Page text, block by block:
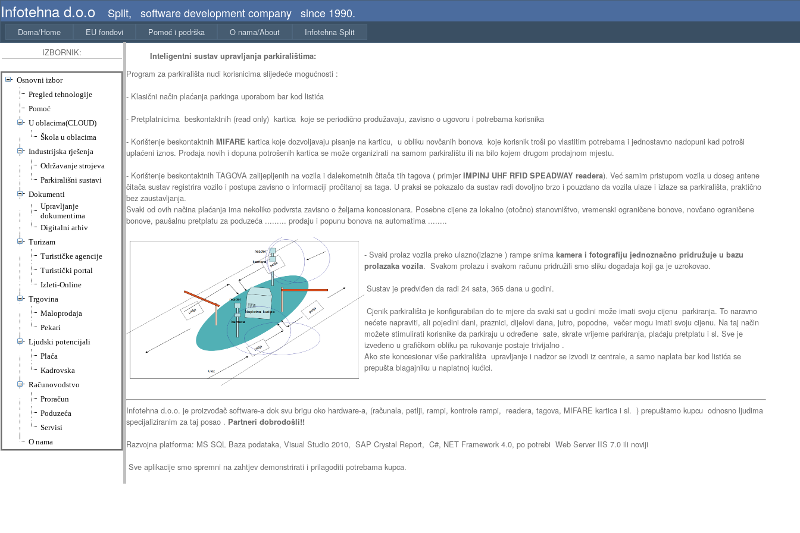
Infotehna d.o.o Split, software development company since 1990.
Doma/Home EU fondovi Pomoć i podrška O nama/About
Infotehna Split
IZBORNIK:
Osnovni izbor
Pregled tehnologije
Pomoć
U oblacima(CLOUD)
Škola u oblacima
Industrijska rješenja
Održavanje strojeva
Parkirališni sustavi
Dokumenti
Upravljanje
dokumentima
Digitalni arhiv
Turizam
Turističke agencije
Turistički portal
Izleti-Online
Trgovina
Maloprodaja
Pekari
Ljudski potencijali
Plaća
Kadrovska
Računovodstvo
Proračun
Poduzeća
Servisi
O nama
Inteligentni sustav upravljanja parkiralištima:
Program za parkirališta nudi korisnicima slijedeće mogućnosti :
- Klasični način plaćanja parkinga uporabom bar kod listića
- Pretplatnicima beskontaktnih (read only) kartica koje se periodično produžavaju, zavisno o ugovoru i potrebama korisnika
- Korištenje beskontaktnih MIFARE kartica koje dozvoljavaju pisanje na karticu, u obliku novčanih bonova koje korisnik troši po vlastitim potrebama i jednostavno nadopuni kad potroši
uplaćeni iznos. Prodaja novih i dopuna potrošenih kartica se može organizirati na samom parkiralištu ili na bilo kojem drugom prodajnom mjestu.
- Korištenje beskontaktnih TAGOVA zalijepljenih na vozila i dalekometnih čitača tih tagova ( primjer IMPINJ UHF RFID SPEADWAY readera). Već samim pristupom vozila u doseg antene
čitača sustav registrira vozilo i postupa zavisno o informaciji pročitanoj sa taga. U praksi se pokazalo da sustav radi dovoljno brzo i pouzdano da vozila ulaze i izlaze sa parkirališta, praktično
bez zaustavljanja.
Svaki od ovih načina plaćanja ima nekoliko podvrsta zavisno o željama koncesionara. Posebne cijene za lokalno (otočno) stanovništvo, vremenski ograničene bonove, novčano ograničene
bonove, paušalnu pretplatu za poduzeća ......... prodaju i popunu bonova na automatima ........
- Svaki prolaz vozila preko ulazno(izlazne ) rampe snima kamera i fotografiju jednoznačno pridružuje u bazu
prolazaka vozila. Svakom prolazu i svakom računu pridružili smo sliku događaja koji ga je uzrokovao.
Sustav je predviđen da radi 24 sata, 365 dana u godini.
Cjenik parkirališta je konfigurabilan do te mjere da svaki sat u godini može imati svoju cijenu parkiranja. To naravno
nećete napraviti, ali pojedini dani, praznici, dijelovi dana, jutro, popodne, večer mogu imati svoju cijenu. Na taj način
možete stimulirati korisnike da parkiraju u određene sate, skrate vrijeme parkiranja, plaćaju pretplatu i sl. Sve je
izvedeno u grafičkom obliku pa rukovanje postaje trivijalno .
Ako ste koncesionar više parkirališta upravljanje i nadzor se izvodi iz centrale, a samo naplata bar kod listića se
prepušta blagajniku u naplatnoj kućici.
Infotehna d.o.o. je proizvođač software-a dok svu brigu oko hardware-a, (računala, petlji, rampi, kontrole rampi, readera, tagova, MIFARE kartica i sl. ) prepuštamo kupcu odnosno ljudima
specijaliziranim za taj posao . Partneri dobrodošli!!
Razvojna platforma: MS SQL Baza podataka, Visual Studio 2010, SAP Crystal Report, C#, NET Framework 4.0, po potrebi Web Server IIS 7.0 ili noviji
Sve aplikacije smo spremni na zahtjev demonstrirati i prilagoditi potrebama kupca.